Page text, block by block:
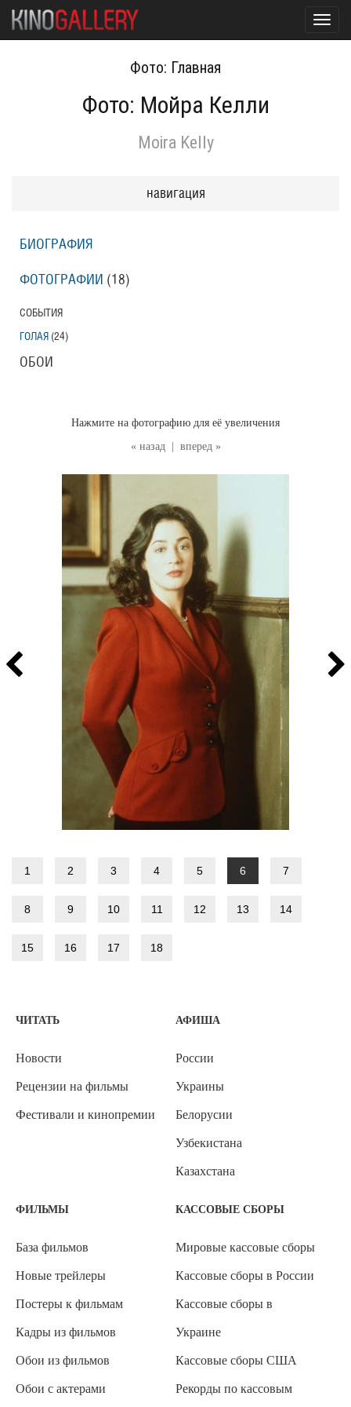
Фото: Главная
Фото: Мойра Келли
Moira Kelly
« назад вперед »
Нажмите на фотографию для её увеличения
1 2 3 4 5 6 7
8 9 10 11 12 13 14
15 16 17 18
навигация
БИОГРАФИЯ
ФОТОГРАФИИ (18)
СОБЫТИЯ
ГОЛАЯ (24)
ОБОИ
ЧИТАТЬ
Новости
Рецензии на фильмы
Фестивали и кинопремии
АФИША
России
Украины
Белорусии
Узбекистана
Казахстана
ФИЛЬМЫ
База фильмов
Новые трейлеры
Постеры к фильмам
Кадры из фильмов
Обои из фильмов
Обои с актерами
КАССОВЫЕ СБОРЫ
Мировые кассовые сборы
Кассовые сборы в России
Кассовые сборы в
Украине
Кассовые сборы США
Рекорды по кассовым